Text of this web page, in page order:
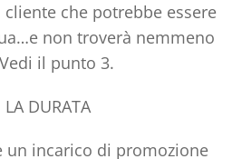
che potrebbe essere
non troverà nemmeno
il punto 3.
LA DURATA
un incarico di promozione